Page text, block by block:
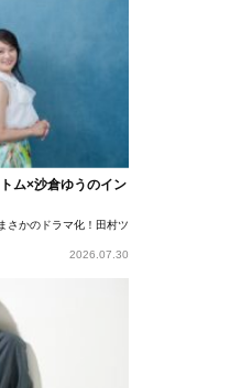
ム×沙倉ゆうのイン
さかのドラマ化！田村ツトム×沙倉ゆうのが語
2026.07.30